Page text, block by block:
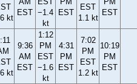
kt
EST −1.4
kt
EST
EST
1.1 kt
EST
kt
9:36
AM
EST
1:12
PM
EST
−1.6
kt
4:31
PM
EST
7:02
PM
EST
1.2 kt
10:19
PM
EST